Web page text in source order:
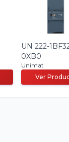
UN 222-
0XB0
Unimat
Ver